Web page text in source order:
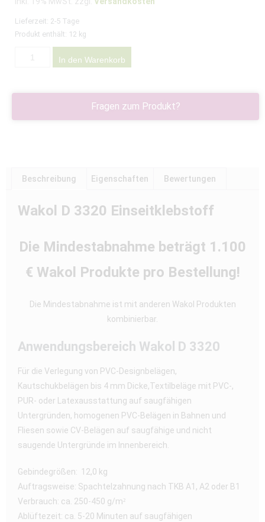
Lieferzeit: 2-5 Tage
Produkt enthält: 12 kg
In den Warenkorb
Fragen zum Produkt?
Beschreibung Eigenschaften Bewertungen
Wakol D 3320 Einseitklebstoff
Die Mindestabnahme beträgt 1.100
€ Wakol Produkte pro Bestellung!
Die Mindestabnahme ist mit anderen Wakol Produkten
kombinierbar.
Anwendungsbereich Wakol D 3320
Für die Verlegung von PVC-Designbelägen,
Kautschukbelägen bis 4 mm Dicke,Textilbeläge mit PVC-,
PUR- oder Latexausstattung auf saugfähigen
Untergründen, homogenen PVC-Belägen in Bahnen und
Fliesen sowie CV-Belägen auf saugfähige und nicht
saugende Untergründe im Innenbereich.
Gebindegrößen: 12,0 kg
Auftragsweise: Spachtelzahnung nach TKB A1, A2 oder B1
Verbrauch: ca. 250-450 g/m²
Ablüftezeit: ca. 5-20 Minuten auf saugfähigen